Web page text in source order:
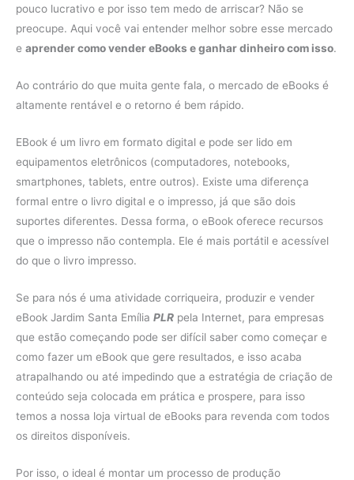
pouco lucrativo e por isso tem medo de arriscar? Não se
preocupe. Aqui você vai entender melhor sobre esse mercado
e aprender como vender eBooks e ganhar dinheiro com isso.
Ao contrário do que muita gente fala, o mercado de eBooks é
altamente rentável e o retorno é bem rápido.
EBook é um livro em formato digital e pode ser lido em
equipamentos eletrônicos (computadores, notebooks,
smartphones, tablets, entre outros). Existe uma diferença
formal entre o livro digital e o impresso, já que são dois
suportes diferentes. Dessa forma, o eBook oferece recursos
que o impresso não contempla. Ele é mais portátil e acessível
do que o livro impresso.
Se para nós é uma atividade corriqueira, produzir e vender
eBook Jardim Santa Emília PLR pela Internet, para empresas
que estão começando pode ser difícil saber como começar e
como fazer um eBook que gere resultados, e isso acaba
atrapalhando ou até impedindo que a estratégia de criação de
conteúdo seja colocada em prática e prospere, para isso
temos a nossa loja virtual de eBooks para revenda com todos
os direitos disponíveis.
Por isso, o ideal é montar um processo de produção